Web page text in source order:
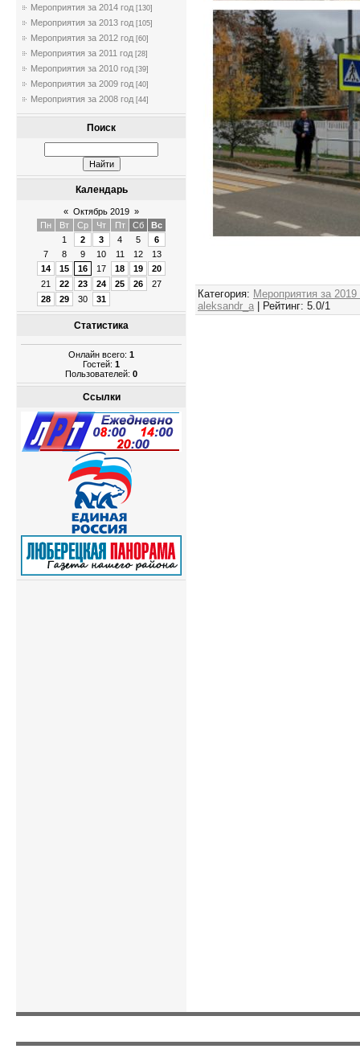
Мероприятия за 2014 год [130]
Мероприятия за 2013 год [105]
Мероприятия за 2012 год [60]
Мероприятия за 2011 год [28]
Мероприятия за 2010 год [39]
Мероприятия за 2009 год [40]
Мероприятия за 2008 год [44]
Поиск
Календарь
« Октябрь 2019 »
Пн
Вт Ср Чт Пт Сб
Вс
1
2 3 4 5
6
7
8 9 10 11 12
13
14
15 16 17 18 19
20
21
22 23 24 25 26
27
28
29 30 31
Статистика
Онлайн всего: 1
Гостей: 1
Пользователей: 0
Ссылки
Категория: Мероприятия за 2019
aleksandr_a | Рейтинг: 5.0/1